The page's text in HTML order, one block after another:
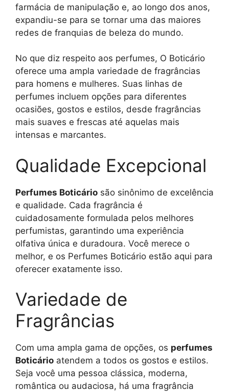
farmácia de manipulação e, ao longo dos anos,
expandiu-se para se tornar uma das maiores
redes de franquias de beleza do mundo.
No que diz respeito aos perfumes, O Boticário
oferece uma ampla variedade de fragrâncias
para homens e mulheres. Suas linhas de
perfumes incluem opções para diferentes
ocasiões, gostos e estilos, desde fragrâncias
mais suaves e frescas até aquelas mais
intensas e marcantes.
Qualidade Excepcional
Perfumes Boticário são sinônimo de excelência
e qualidade. Cada fragrância é
cuidadosamente formulada pelos melhores
perfumistas, garantindo uma experiência
olfativa única e duradoura. Você merece o
melhor, e os Perfumes Boticário estão aqui para
oferecer exatamente isso.
Variedade de
Fragrâncias
Com uma ampla gama de opções, os perfumes
Boticário atendem a todos os gostos e estilos.
Seja você uma pessoa clássica, moderna,
romântica ou audaciosa, há uma fragrância